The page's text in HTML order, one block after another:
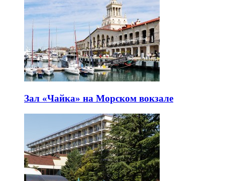
Зал «Чайка» на Морском вокзале